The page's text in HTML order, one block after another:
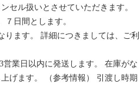
セル扱いとさせていただきます。
日間とします。
ます。 詳細につきましては、ご利
業日以内に発送します。 在庫がな
げます。 （参考情報） 引渡し時期